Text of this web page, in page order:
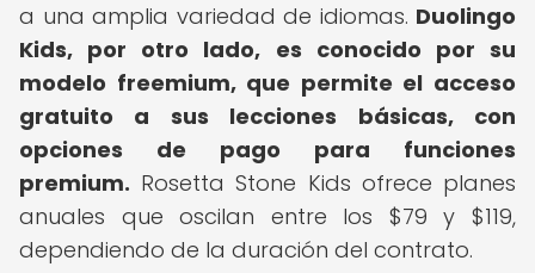
a una amplia variedad de idiomas. Duolingo
Kids, por otro lado, es conocido por su
modelo freemium, que permite el acceso
gratuito a sus lecciones básicas, con
opciones de pago para funciones
premium. Rosetta Stone Kids ofrece planes
anuales que oscilan entre los $79 y $119,
dependiendo de la duración del contrato.